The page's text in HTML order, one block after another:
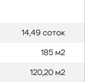
14,49 соток
185 м2
120,20 м2